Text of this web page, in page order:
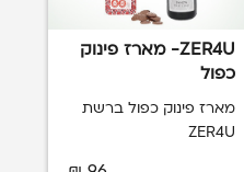
ZER4U- מארז פינוק
כפול
מארז פינוק כפול ברשת
ZER4U